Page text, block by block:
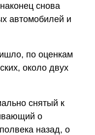
снова
автомобилей и
по оценкам
около двух
снятый к
о
назад, о